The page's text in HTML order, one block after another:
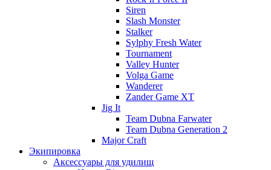
Siren
Slash Monster
Stalker
Sylphy Fresh Water
Tournament
Valley Hunter
Volga Game
Wanderer
Zander Game XT
Jig It
Team Dubna Farwater
Team Dubna Generation 2
Major Craft
Экипировка
Аксессуары для удилищ